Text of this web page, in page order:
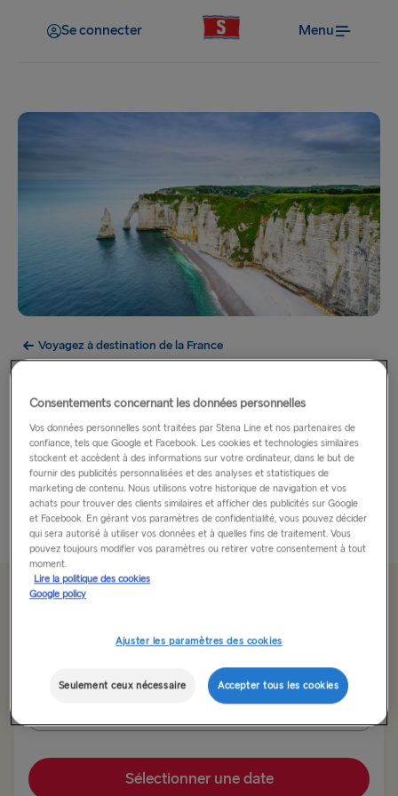
Se connecter Menu
Voyagez à destination de la France
Au cœur du charme et de l'aventure à la française.
Embarquez pour un voyage à la découverte du charme
enivrant de la Normandie à votre...
Lire plus
À partir de 107.00€
Route
Harwich → Hoek van Holland
VERS LE ROYAUME-UNI ET L'IRLANDE
Sélectionner une date
Consentements concernant les données personnelles
Vos données personnelles sont traitées par Stena Line et nos partenaires de
confiance, tels que Google et Facebook. Les cookies et technologies similaires
stockent et accèdent à des informations sur votre ordinateur, dans le but de
fournir des publicités personnalisées et des analyses et statistiques de
marketing de contenu. Nous utilisons votre historique de navigation et vos
achats pour trouver des clients similaires et afficher des publicités sur Google
et Facebook. En gérant vos paramètres de confidentialité, vous pouvez décider
qui sera autorisé à utiliser vos données et à quelles fins de traitement. Vous
pouvez toujours modifier vos paramètres ou retirer votre consentement à tout
moment.
Lire la politique des cookies
Google policy
Ajuster les paramètres des cookies
Seulement ceux nécessaire Accepter tous les cookies